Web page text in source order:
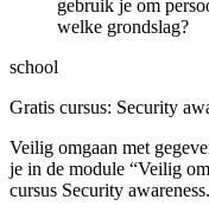
gebruik je om
welke grondslag?
school
Gratis cursus: Security
Veilig omgaan met
je in de module “Veilig
cursus Security